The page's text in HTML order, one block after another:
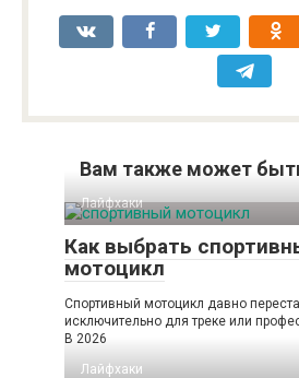
Вам также может
Лайфхаки
Как выбрать
мотоцикл
Спортивный мотоцикл давно
исключительно для треке или
В 2026
Лайфхаки